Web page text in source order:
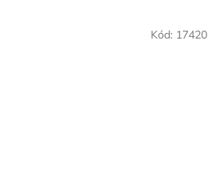
Kód: 17420